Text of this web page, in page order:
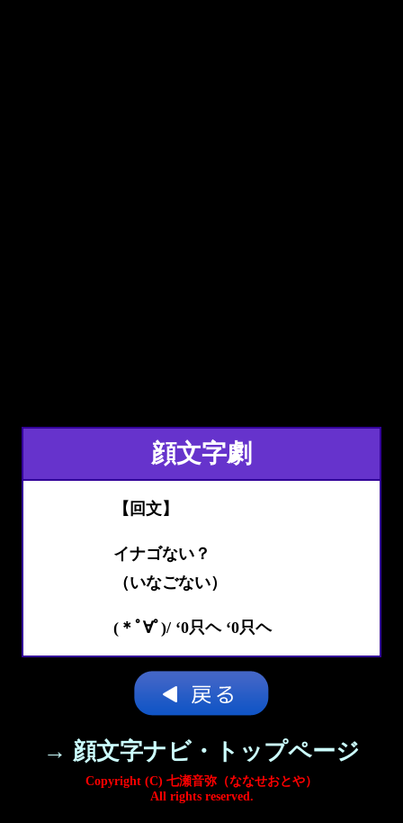
顔文字劇
【回文】
イナゴない？
（いなごない）
(＊ﾟ∀ﾟ)/ ‘0只ヘ ‘0只ヘ
→ 顔文字ナビ・トップページ
Copyright (C) 七瀬音弥（ななせおとや）
All rights reserved.